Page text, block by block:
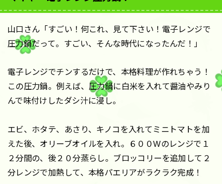
山口さん「すごい！何これ、見て下さい！電子レンジで
圧力鍋だって。すごい、そんな時代になったんだ！」
電子レンジでチンするだけで、本格料理が作れちゃう！
この圧力鍋。例えば、圧力鍋に白米を入れて醤油やみり
んで味付けしたダシ汁に浸し。
エビ、ホタテ、あさり、キノコを入れてミニトマトを加
えた後、オリーブオイルを入れ。６００Wのレンジで１
２分間の、後２０分蒸らし。ブロッコリーを追加して２
分レンジで加熱して、本格パエリアがラクラク完成！